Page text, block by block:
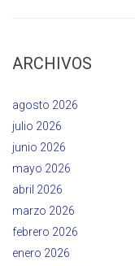
ARCHIVOS
agosto 2026
julio 2026
junio 2026
mayo 2026
abril 2026
marzo 2026
febrero 2026
enero 2026